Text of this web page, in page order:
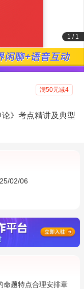
1 / 1
满50元减4
》考点精讲及典型
02/06
命题特点合理安排章